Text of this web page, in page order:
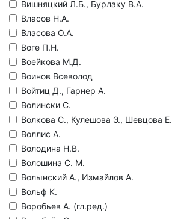
Вишняцкий Л.Б., Бурлаку В.А.
Власов Н.А.
Власова О.А.
Воге П.Н.
Воейкова М.Д.
Воинов Всеволод
Войтиц Д., Гарнер А.
Волински С.
Волкова С., Кулешова Э., Шевцова Е.
Воллис А.
Володина Н.В.
Волошина С. М.
Волынский А., Измайлов А.
Вольф К.
Воробьев А. (гл.ред.)